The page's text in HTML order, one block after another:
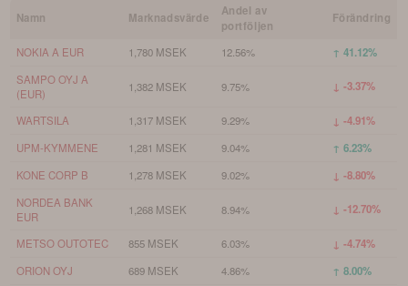
Namn Marknadsvärde
Andel av
portföljen
Förändring
NOKIA A EUR 1,780 MSEK 12.56% ↑ 41.12%
SAMPO OYJ A
(EUR)
1,382 MSEK 9.75% ↓ -3.37%
WARTSILA 1,317 MSEK 9.29% ↓ -4.91%
UPM-KYMMENE 1,281 MSEK 9.04% ↑ 6.23%
KONE CORP B 1,278 MSEK 9.02% ↓ -8.80%
NORDEA BANK
EUR
1,268 MSEK 8.94% ↓ -12.70%
METSO OUTOTEC 855 MSEK 6.03% ↓ -4.74%
ORION OYJ 689 MSEK 4.86% ↑ 8.00%